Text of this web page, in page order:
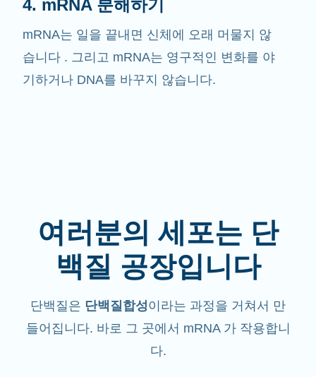
4. mRNA 분해하기
mRNA는 일을 끝내면 신체에 오래 머물지 않
습니다 . 그리고 mRNA는 영구적인 변화를 야
기하거나 DNA를 바꾸지 않습니다.
여러분의 세포는 단
백질 공장입니다
단백질은 단백질합성이라는 과정을 거쳐서 만
들어집니다. 바로 그 곳에서 mRNA 가 작용합니
다.